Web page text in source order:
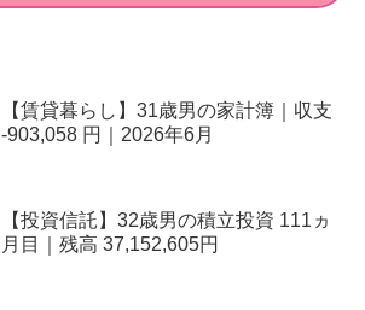
【賃貸暮らし】31歳男の家計簿｜収支
-903,058 円｜2026年6月
【投資信託】32歳男の積立投資 111ヵ
月目｜残高 37,152,605円